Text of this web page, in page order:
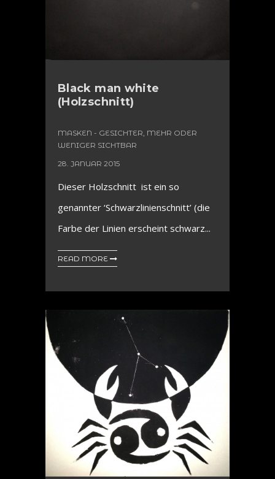
Black man white
(Holzschnitt)
MASKEN - GESICHTER, MEHR ODER
WENIGER SICHTBAR
28. JANUAR 2015
Dieser Holzschnitt ist ein so
genannter ‘Schwarzlinienschnitt’ (die
Farbe der Linien erscheint schwarz...
READ MORE